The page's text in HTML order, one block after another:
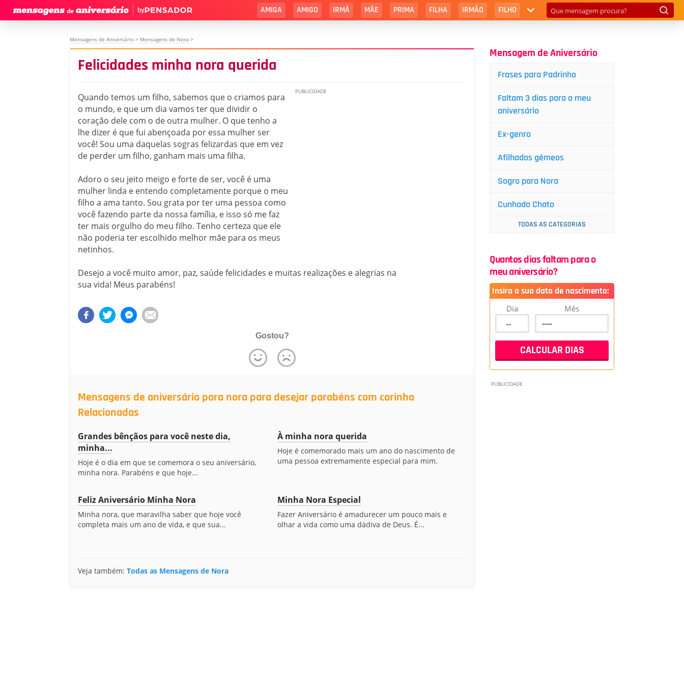
by AMIGA AMIGO IRMÃ MÃE PRIMA FILHA IRMÃO FILHO
Mensagens de Aniversário > Mensagens de Nora >
Felicidades minha nora querida
Quando temos um filho, sabemos que o criamos para
o mundo, e que um dia vamos ter que dividir o
coração dele com o de outra mulher. O que tenho a
lhe dizer é que fui abençoada por essa mulher ser
você! Sou uma daquelas sogras felizardas que em vez
de perder um filho, ganham mais uma filha.
Adoro o seu jeito meigo e forte de ser, você é uma
mulher linda e entendo completamente porque o meu
filho a ama tanto. Sou grata por ter uma pessoa como
você fazendo parte da nossa família, e isso só me faz
ter mais orgulho do meu filho. Tenho certeza que ele
não poderia ter escolhido melhor mãe para os meus
netinhos.
Desejo a você muito amor, paz, saúde felicidades e muitas realizações e alegrias na
sua vida! Meus parabéns!
Gostou?
Mensagens de aniversário para nora para desejar parabéns com carinho
Relacionadas
Grandes bênçãos para você neste dia,
minha...
Hoje é o dia em que se comemora o seu aniversário,
minha nora. Parabéns e que hoje...
À minha nora querida
Hoje é comemorado mais um ano do nascimento de
uma pessoa extremamente especial para mim.
Feliz Aniversário Minha Nora
Minha nora, que maravilha saber que hoje você
completa mais um ano de vida, e que sua...
Minha Nora Especial
Fazer Aniversário é amadurecer um pouco mais e
olhar a vida como uma dádiva de Deus. É...
Veja também: Todas as Mensagens de Nora
Mensagem de Aniversário
Frases para Padrinho
Faltam 3 dias para o meu
aniversário
Ex-genro
Afilhados gêmeos
Sogro para Nora
Cunhado Chato
TODAS AS CATEGORIAS
Quantos dias faltam para o
meu aniversário?
Insira a sua data de nascimento:
Dia Mês